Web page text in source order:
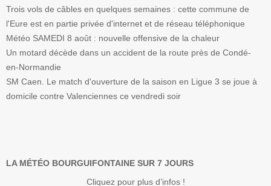
Trois vols de câbles en quelques semaines : cette commune de
l'Eure est en partie privée d'internet et de réseau téléphonique
Météo SAMEDI 8 août : nouvelle offensive de la chaleur
Un motard décède dans un accident de la route près de Condé-
en-Normandie
SM Caen. Le match d'ouverture de la saison en Ligue 3 se joue à
domicile contre Valenciennes ce vendredi soir
LA MÉTÉO BOURGUIFONTAINE SUR 7 JOURS
Cliquez pour plus d’infos !